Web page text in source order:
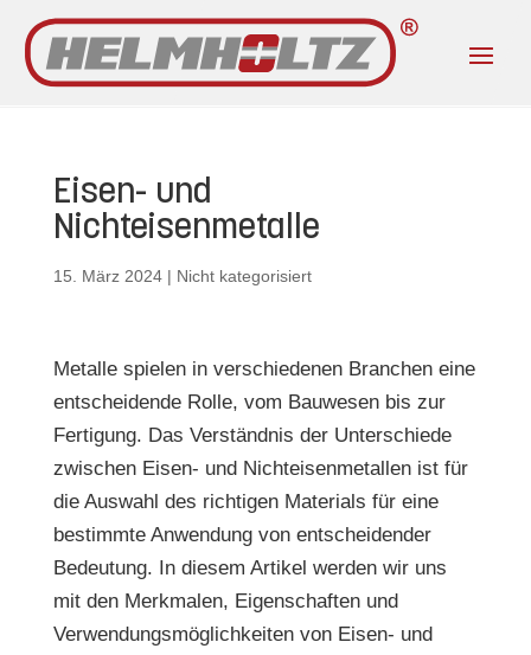
Eisen- und
Nichteisenmetalle
15. März 2024| Nicht kategorisiert
Metalle spielen in verschiedenen Branchen eine
entscheidende Rolle, vom Bauwesen bis zur
Fertigung. Das Verständnis der Unterschiede
zwischen Eisen- und Nichteisenmetallen ist für
die Auswahl des richtigen Materials für eine
bestimmte Anwendung von entscheidender
Bedeutung. In diesem Artikel werden wir uns
mit den Merkmalen, Eigenschaften und
Verwendungsmöglichkeiten von Eisen- und